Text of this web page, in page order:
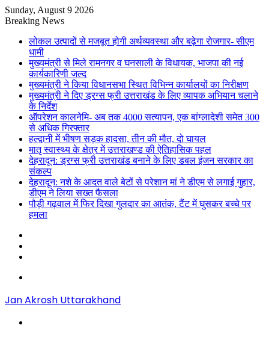
Sunday, August 9 2026
Breaking News
लोकल उत्पादों से मजबूत होगी अर्थव्यवस्था और बढ़ेगा रोजगार- सीएम
धामी
मुख्यमंत्री से मिले रामनगर व घनसाली के विधायक, भाजपा की नई
कार्यकारिणी जल्द
मुख्यमंत्री ने किया विधानसभा स्थित विभिन्न कार्यालयों का निरीक्षण
मुख्यमंत्री ने दिए ड्रग्स फ्री उत्तराखंड के लिए व्यापक अभियान चलाने
के निर्देश
ऑपरेशन कालनेमि- अब तक 4000 सत्यापन, एक बांग्लादेशी समेत 300
से अधिक गिरफ्तार
हल्द्वानी में भीषण सड़क हादसा, तीन की मौत, दो घायल
मातृ स्वास्थ्य के क्षेत्र में उत्तराखण्ड की ऐतिहासिक पहल
देहरादून: ड्रग्स फ्री उत्तराखंड बनाने के लिए डबल इंजन सरकार का
संकल्प
देहरादून: नशे के आदत वाले बेटों से परेशान मां ने डीएम से लगाई गुहार,
डीएम ने लिया सख्त फैसला
पौड़ी गढ़वाल में फिर दिखा गुलदार का आतंक, टैंट में घुसकर बच्चे पर
हमला
Jan Akrosh Uttarakhand